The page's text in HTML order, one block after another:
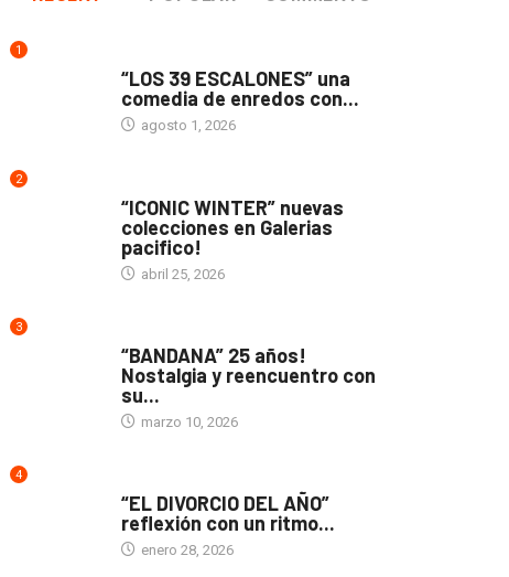
1
“LOS 39 ESCALONES” una
comedia de enredos con...
agosto 1, 2026
2
“ICONIC WINTER” nuevas
colecciones en Galerias
pacifico!
abril 25, 2026
3
“BANDANA” 25 años!
Nostalgia y reencuentro con
su...
marzo 10, 2026
4
“EL DIVORCIO DEL AÑO”
reflexión con un ritmo...
enero 28, 2026